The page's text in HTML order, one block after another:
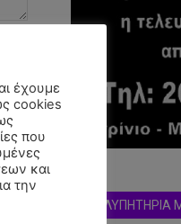
Email:*
Ιστοσελίδα:
έχουμε
cookies
που
και
την